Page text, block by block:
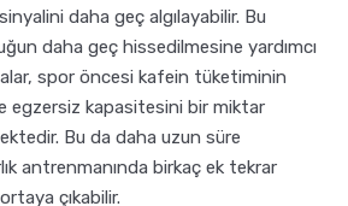
daha geç algılayabilir. Bu
daha geç hissedilmesine yardımcı
spor öncesi kafein tüketiminin
egzersiz kapasitesini bir miktar
Bu da daha uzun süre
antrenmanında birkaç ek tekrar
çıkabilir.